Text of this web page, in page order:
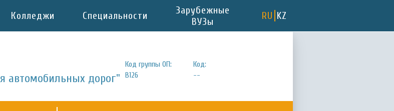
Колледжи Специальности
Зарубежные
ВУЗы
RU KZ
автомобильных дорог"
Код группы ОП:
B126
Код:
--